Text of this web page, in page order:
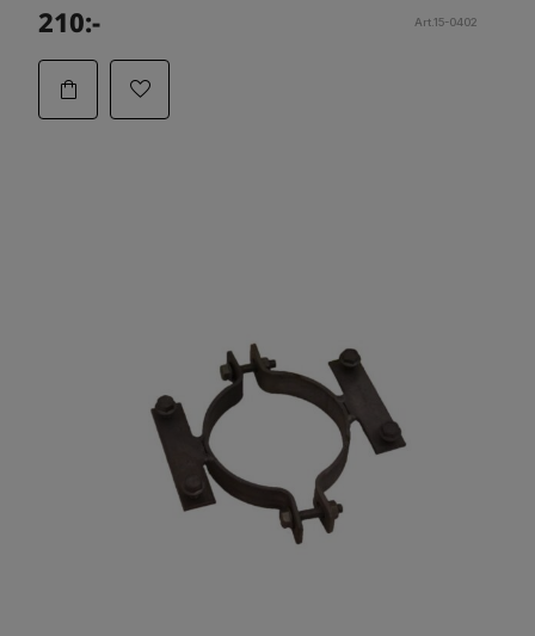
210:- Art.15-0402